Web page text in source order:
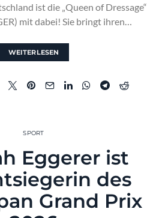
ist die „Queen of Dressage“
mit dabei! Sie bringt ihren…
WEITERLESEN
SPORT
Eggerer ist
des
Grand Prix